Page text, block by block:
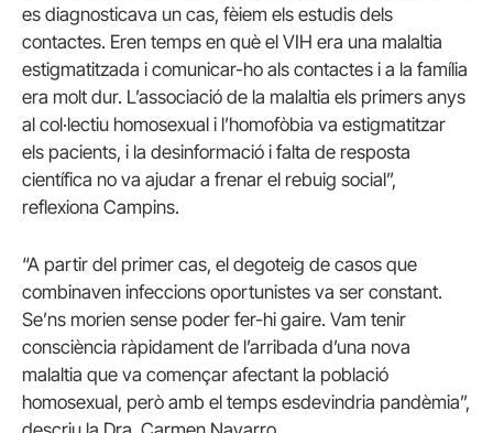
es diagnosticava un cas, fèiem els estudis dels
contactes. Eren temps en què el VIH era una malaltia
estigmatitzada i comunicar-ho als contactes i a la família
era molt dur. L’associació de la malaltia els primers anys
al col·lectiu homosexual i l’homofòbia va estigmatitzar
els pacients, i la desinformació i falta de resposta
científica no va ajudar a frenar el rebuig social”,
reflexiona Campins.
“A partir del primer cas, el degoteig de casos que
combinaven infeccions oportunistes va ser constant.
Se’ns morien sense poder fer-hi gaire. Vam tenir
consciència ràpidament de l’arribada d’una nova
malaltia que va començar afectant la població
homosexual, però amb el temps esdevindria pandèmia”,